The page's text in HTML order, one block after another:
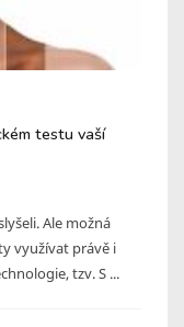
testu vaší
Ale možná
využívat právě i
tzv. S ...